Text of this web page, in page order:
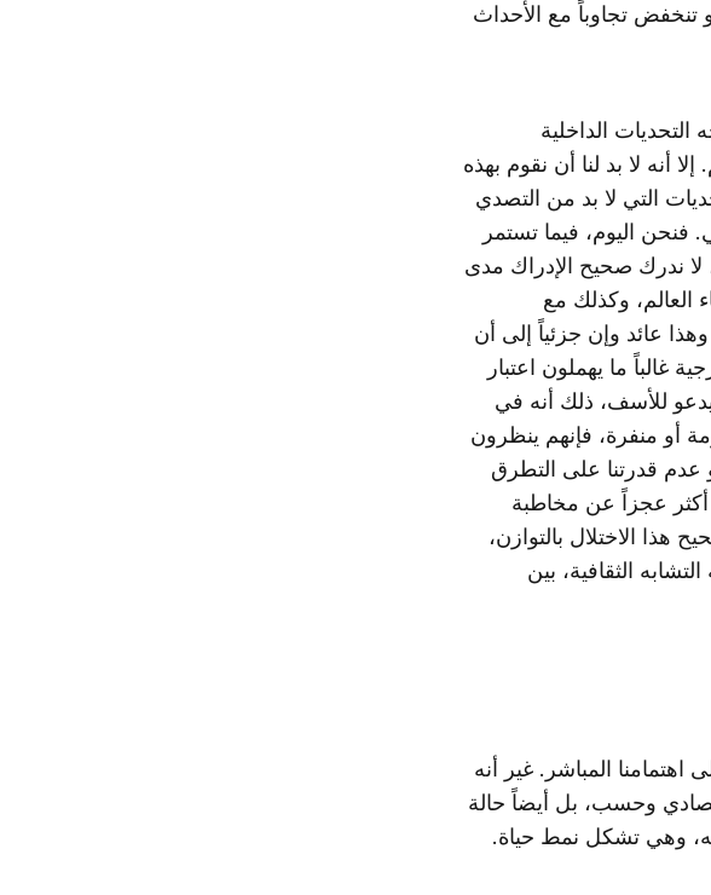
تنخفض تجاوباً مع الأحداث
التحديات الداخلية
أنه لا بد لنا أن نقوم بهذه
التي لا بد من التصدي
فنحن اليوم، فيما تستمر
لا ندرك صحيح الإدراك مدى
العالم، وكذلك مع
عائد وإن جزئياً إلى أن
غالباً ما يهملون اعتبار
يدعو للأسف، ذلك أنه في
أو منفرة، فإنهم ينظرون
عدم قدرتنا على التطرق
أكثر عجزاً عن مخاطبة
هذا الاختلال بالتوازن،
الثقافية، بين
اهتمامنا المباشر. غير أنه
وحسب، بل أيضاً حالة
وهي تشكل نمط حياة.